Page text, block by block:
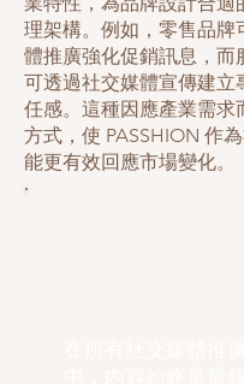
理架構。例如，零售品牌
體推廣強化促銷訊息，而
可透過社交媒體宣傳建立
任感。這種因應產業需求
方式，使 PASSHION 作
能更有效回應市場變化。